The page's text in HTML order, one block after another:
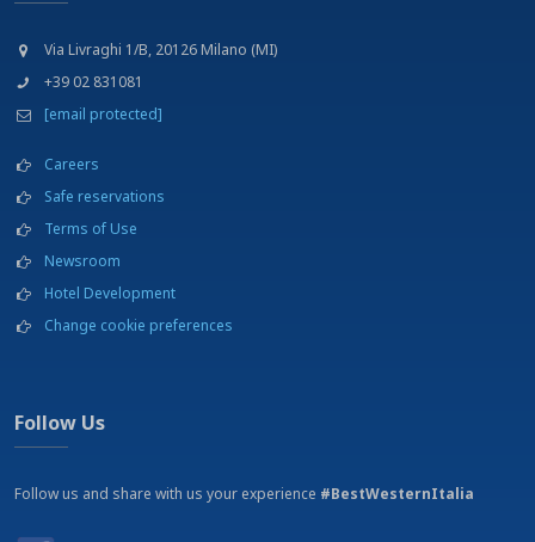
Reiten
Stadion
Tennis
Via Livraghi 1/B, 20126 Milano (MI)
+39 02 831081
[email protected]
Careers
Safe reservations
Terms of Use
Newsroom
Hotel Development
Change cookie preferences
Follow Us
Follow us and share with us your experience #BestWesternItalia